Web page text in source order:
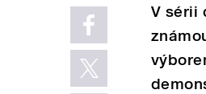
V sérii